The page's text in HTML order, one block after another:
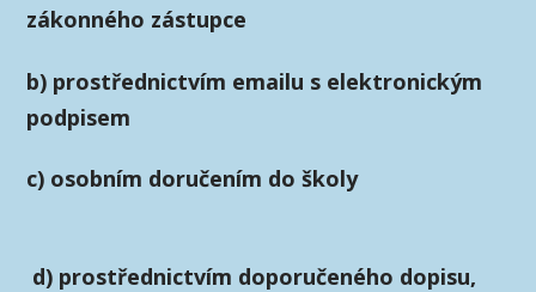
zákonného zástupce
b) prostřednictvím emailu s elektronickým
podpisem
c) osobním doručením do školy
d) prostřednictvím doporučeného dopisu,